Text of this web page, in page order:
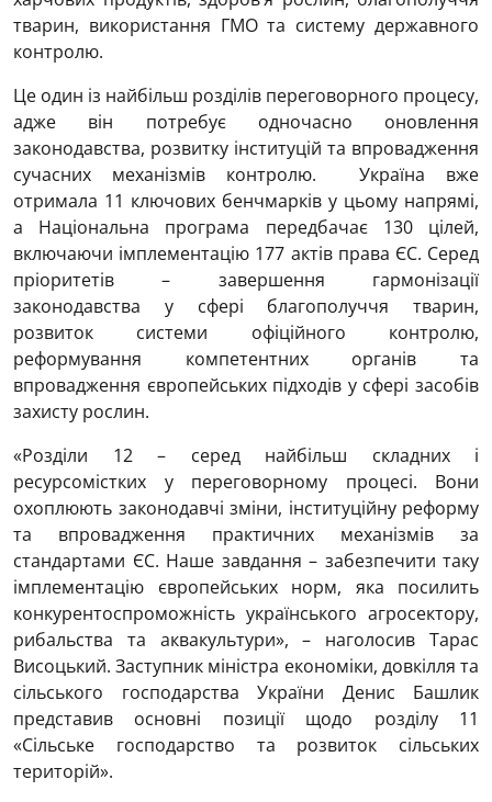
тварин, використання ГМО та систему державного
контролю.
Це один із найбільш розділів переговорного процесу,
адже він потребує одночасно оновлення
законодавства, розвитку інституцій та впровадження
сучасних механізмів контролю. Україна вже
отримала 11 ключових бенчмарків у цьому напрямі,
а Національна програма передбачає 130 цілей,
включаючи імплементацію 177 актів права ЄС. Серед
пріоритетів – завершення гармонізації
законодавства у сфері благополуччя тварин,
розвиток системи офіційного контролю,
реформування компетентних органів та
впровадження європейських підходів у сфері засобів
захисту рослин.
«Розділи 12 – серед найбільш складних і
ресурсомістких у переговорному процесі. Вони
охоплюють законодавчі зміни, інституційну реформу
та впровадження практичних механізмів за
стандартами ЄС. Наше завдання – забезпечити таку
імплементацію європейських норм, яка посилить
конкурентоспроможність українського агросектору,
рибальства та аквакультури», – наголосив Тарас
Висоцький. Заступник міністра економіки, довкілля та
сільського господарства України Денис Башлик
представив основні позиції щодо розділу 11
«Сільське господарство та розвиток сільських
територій».